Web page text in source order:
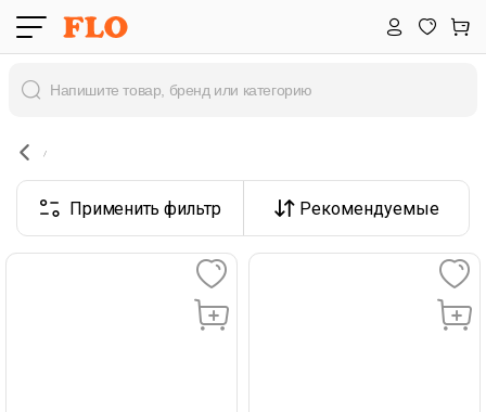
Применить фильтр Рекомендуемые